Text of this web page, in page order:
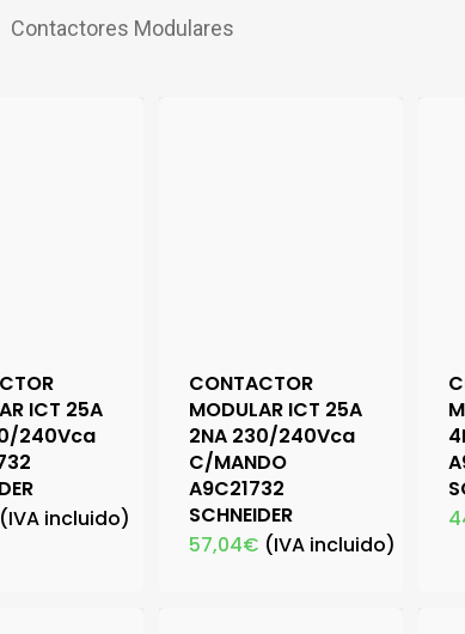
Contactores Modulares
ICT 25A
240Vca
(IVA incluido)
CONTACTOR
MODULAR ICT 25A
2NA 230/240Vca
C/MANDO
A9C21732
SCHNEIDER
57,04€ (IVA incluido)